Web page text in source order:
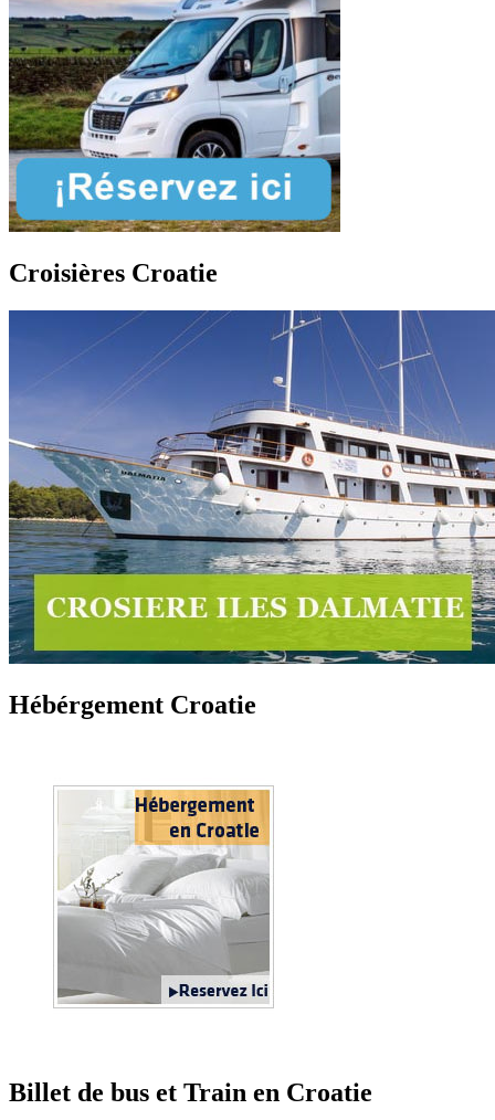
Croisières Croatie
Hébérgement Croatie
Billet de bus et Train en Croatie